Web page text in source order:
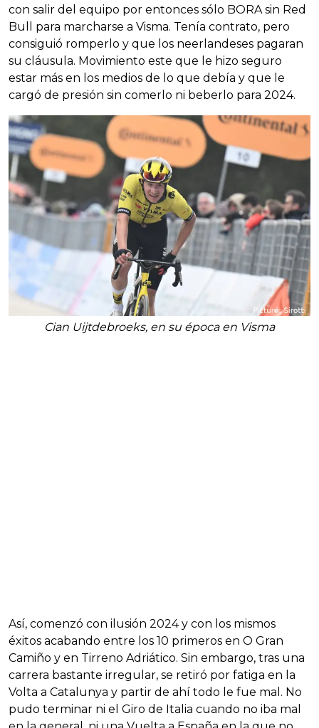
con salir del equipo por entonces sólo BORA sin Red
Bull para marcharse a Visma. Tenía contrato, pero
consiguió romperlo y que los neerlandeses pagaran
su cláusula. Movimiento este que le hizo seguro
estar más en los medios de lo que debía y que le
cargó de presión sin comerlo ni beberlo para 2024.
Cian Uijtdebroeks, en su época en Visma
Así, comenzó con ilusión 2024 y con los mismos
éxitos acabando entre los 10 primeros en O Gran
Camiño y en Tirreno Adriático. Sin embargo, tras una
carrera bastante irregular, se retiró por fatiga en la
Volta a Catalunya y partir de ahí todo le fue mal. No
pudo terminar ni el Giro de Italia cuando no iba mal